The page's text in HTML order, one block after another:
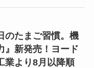
のたまご習慣。機
新発売！ヨード
業より8月以降順